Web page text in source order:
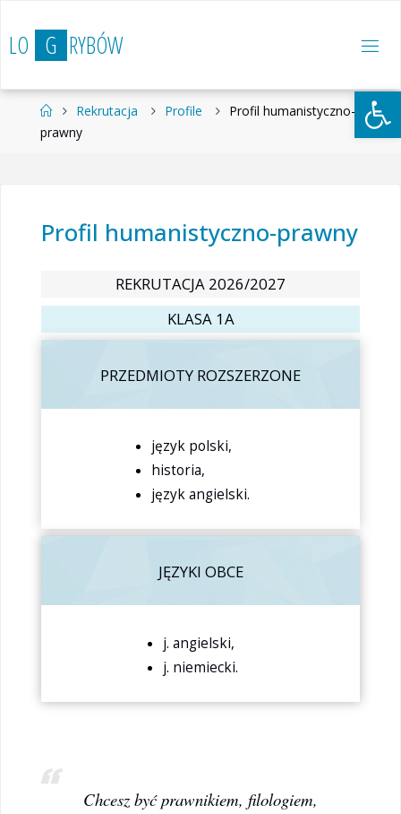
do
treści
LO G RYBÓW
Strona
główna
Rekrutacja Profile
Profil humanistyczno-
prawny
Profil humanistyczno-prawny
REKRUTACJA 2026/2027
KLASA 1A
PRZEDMIOTY ROZSZERZONE
język polski,
historia,
język angielski.
JĘZYKI OBCE
j. angielski,
j. niemiecki.
Chcesz być prawnikiem, filologiem,